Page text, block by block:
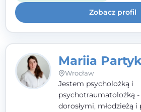
Zobacz profil
Mariia
Wrocław
Jestem psycholożką i
psychotraumatolożką
dorosłymi, młodzieżą